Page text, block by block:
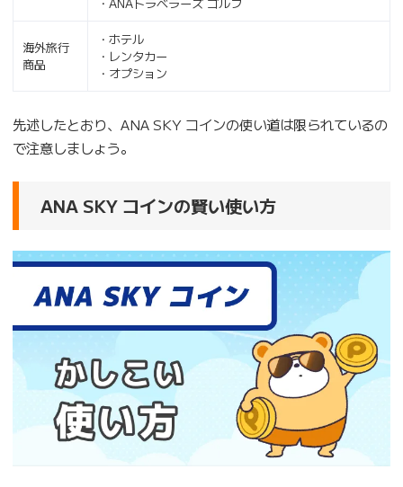
海外旅行
商品
・ホテル
・レンタカー
・オプション
先述したとおり、ANA SKY コインの使い道は限られているの
で注意しましょう。
ANA SKY コインの賢い使い方